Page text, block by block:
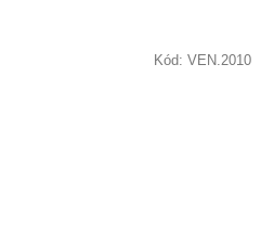
Kód: VEN.2010